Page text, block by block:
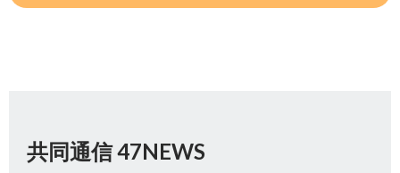
共同通信 47NEWS